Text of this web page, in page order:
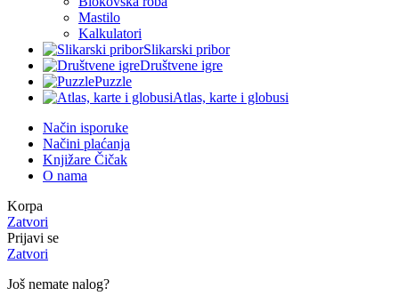
Mastilo
Kalkulatori
Slikarski pribor
Društvene igre
Puzzle
Atlas, karte i globusi
Način isporuke
Načini plaćanja
Knjižare Čičak
O nama
Korpa
Zatvori
Prijavi se
Zatvori
Još nemate nalog?